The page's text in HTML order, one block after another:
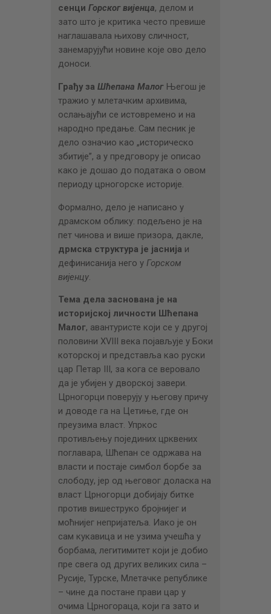
сенци Горског вијенца, делом и
зато што је критика често превише
наглашавала њихову сличност,
занемарујући новине које ово дело
доноси.
Грађу за Шћепана МалогЊегош је
тражио у млетачким архивима,
ослањајући се истовремено и на
народно предање. Сам песник је
дело означио као „историческо
збитије”, а у предговору је описао
како је дошао до података о овом
периоду црногорске историје.
Формално, дело је написано у
драмском облику: подељено је на
пет чинова и више призора, дакле,
дрмска структура је јаснија и
дефинисанија него у Горском
вијенцу.
Тема дела заснована је на
историјској личности Шћепана
Малог, авантуристе који се у другој
половини XVIII века појављује у Боки
которској и представља као руски
цар Петар III, за кога се веровало
да је убијен у дворској завери.
Црногорци поверују у његову причу
и доводе га на Цетиње, где он
преузима власт. Упркос
противљењу појединих црквених
поглавара, Шћепан се одржава на
власти и постаје симбол борбе за
слободу, јер од његовог доласка на
власт Црногорци добијају битке
против вишеструко бројнијег и
моћнијег непријатеља. Иако је он
сам кукавица и не узима учешћа у
борбама, легитимитет који је добио
пре свега од других великих сила –
Русије, Турске, Млетачке републике
– чине да постане прави цар у
очима Црногораца, који га зато и